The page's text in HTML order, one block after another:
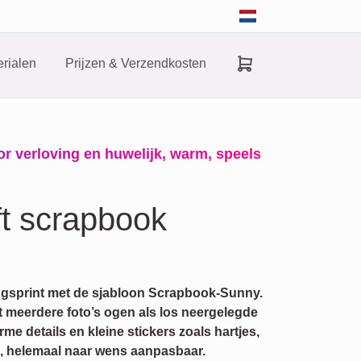
Prijzen & Verzendkosten
verloving en huwelijk, warm, speels
scrapbook
met de sjabloon Scrapbook-Sunny.
foto’s ogen als los neergelegde
details en kleine stickers zoals hartjes,
naar wens aanpasbaar.